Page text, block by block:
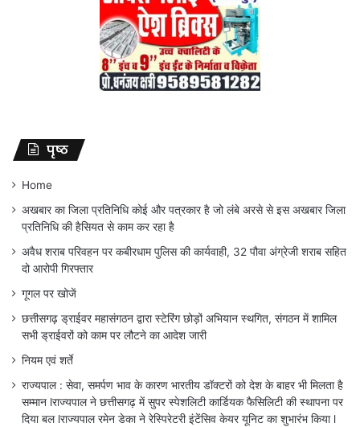
पृष्ठ
Home
अखबार का जिला प्रतिनिधि कोई और पत्रकार है जो लंबे अरसे से इस अखबार जिला
प्रतिनिधि की हैसियत से काम कर रहा है
अवैध शराब परिवहन पर कबीरधाम पुलिस की कार्यवाही, 32 पौवा अंग्रेजी शराब सहित
दो आरोपी गिरफ्तार
गूगल पर खोजें
छत्तीसगढ़ ड्राईवर महासंगठन द्वारा स्टेरिंग छोड़ों अभियान स्थगित, संगठन में शामिल
सभी ड्राईवरों को काम पर लौटने का आदेश जारी
नियम एवं शर्ते
राज्यपाल : सेवा, समर्पण भाव के कारण भारतीय डॉक्टरों को देश के बाहर भी मिलता है
सम्मान lराज्यपाल ने छत्तीसगढ़ में सुपर स्पेशलिटी कार्डियक फैसिलिटी की स्थापना पर
दिया बल lराज्यपाल रमेन डेका ने रेस्पिरेटरी इंटेंसिव केयर यूनिट का शुभारंभ किया l